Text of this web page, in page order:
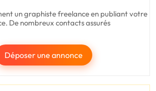
un graphiste freelance en publiant votre
De nombreux contacts assurés
Déposer une annonce